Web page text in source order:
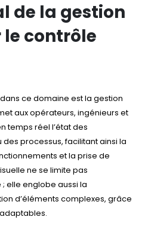
de la gestion
contrôle
ce domaine est la gestion
aux opérateurs, ingénieurs et
temps réel l’état des
processus, facilitant ainsi la
et la prise de
ne se limite pas
elle englobe aussi la
d’éléments complexes, grâce